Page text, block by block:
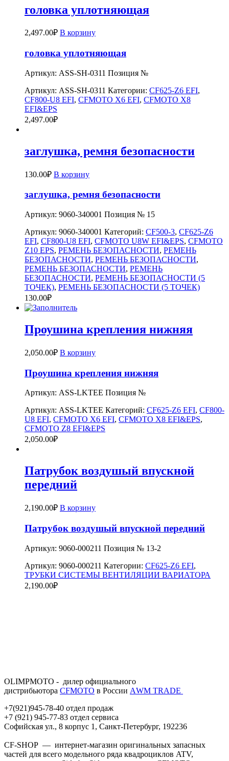
головка уплотняющая
2,497.00₽ В корзину
головка уплотняющая
Артикул: ASS-SH-0311 Позиция №
Артикул: ASS-SH-0311 Категории: CF625-Z6 EFI,
CF800-U8 EFI, CFMOTO X6 EFI, CFMOTO X8
EFI&EPS
2,497.00₽
заглушка, ремня безопасности
130.00₽ В корзину
заглушка, ремня безопасности
Артикул: 9060-340001 Позиция № 15
Артикул: 9060-340001 Категорий: CF500-3, CF625-Z6
EFI, CF800-U8 EFI, CFMOTO U8W EFI&EPS, CFMOTO
Z10 EPS, РЕМЕНЬ БЕЗОПАСНОСТИ, РЕМЕНЬ
БЕЗОПАСНОСТИ, РЕМЕНЬ БЕЗОПАСНОСТИ,
РЕМЕНЬ БЕЗОПАСНОСТИ, РЕМЕНЬ
БЕЗОПАСНОСТИ, РЕМЕНЬ БЕЗОПАСНОСТИ (5
ТОЧЕК), РЕМЕНЬ БЕЗОПАСНОСТИ (5 ТОЧЕК)
130.00₽
Проушина крепления нижняя
2,050.00₽ В корзину
Проушина крепления нижняя
Артикул: ASS-LKTEE Позиция №
Артикул: ASS-LKTEE Категорий: CF625-Z6 EFI, CF800-
U8 EFI, CFMOTO X6 EFI, CFMOTO X8 EFI&EPS,
CFMOTO Z8 EFI&EPS
2,050.00₽
Патрубок воздушый впускной
передний
2,190.00₽ В корзину
Патрубок воздушый впускной передний
Артикул: 9060-000211 Позиция № 13-2
Артикул: 9060-000211 Категории: CF625-Z6 EFI,
ТРУБКИ СИСТЕМЫ ВЕНТИЛЯЦИИ ВАРИАТОРА
2,190.00₽
OLIMPMOTO - дилер официального
дистрибьютора CFMOTO в России АWМ TRADE
+7(921)945-78-40 отдел продаж
+7 (921) 945-77-83 отдел сервиса
Софийская ул., 8 корпус 1, Санкт-Петербург, 192236
CF-SHOP — интернет-магазин оригинальных запасных
частей для всего модельного ряда квадроциклов ATV,